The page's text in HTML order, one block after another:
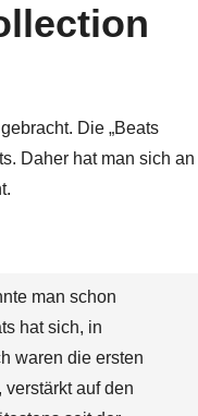
Die „Beats
Daher hat man sich an
man schon
hat sich, in
waren die ersten
auf den